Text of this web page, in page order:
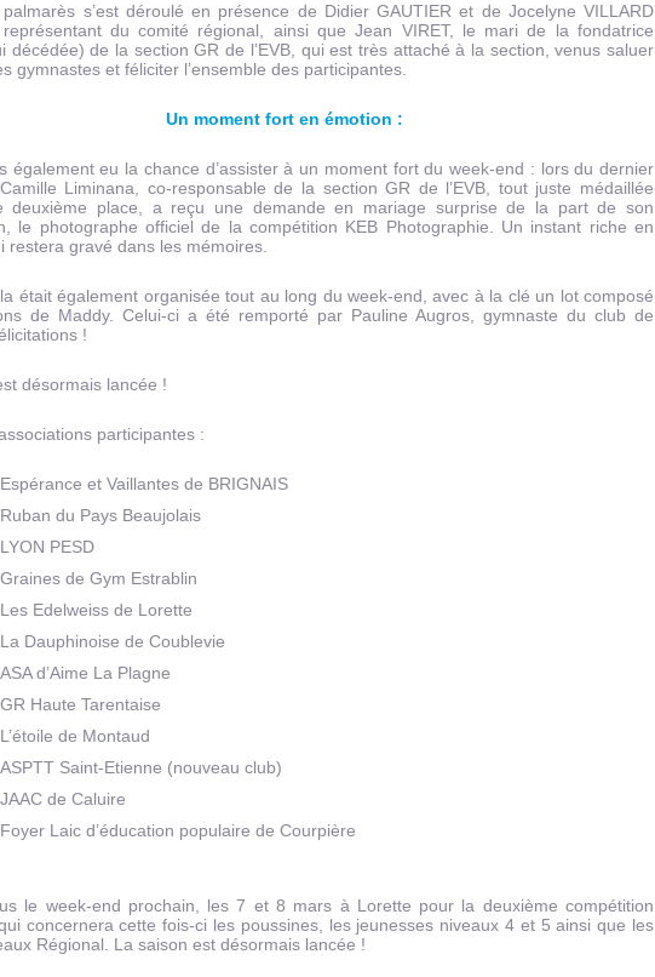
s’est déroulé en présence de Didier GAUTIER et de Jocelyne VILLARD
du comité régional, ainsi que Jean VIRET, le mari de la fondatrice
décédée) de la section GR de l’EVB, qui est très attaché à la section, venus saluer
gymnastes et féliciter l’ensemble des participantes.
Un moment fort en émotion :
également eu la chance d’assister à un moment fort du week-end : lors du dernier
Liminana, co-responsable de la section GR de l’EVB, tout juste médaillée
deuxième place, a reçu une demande en mariage surprise de la part de son
le photographe officiel de la compétition KEB Photographie. Un instant riche en
restera gravé dans les mémoires.
était également organisée tout au long du week-end, avec à la clé un lot composé
de Maddy. Celui-ci a été remporté par Pauline Augros, gymnaste du club de
!
désormais lancée !
participantes :
Espérance et Vaillantes de BRIGNAIS
Ruban du Pays Beaujolais
LYON PESD
Graines de Gym Estrablin
Les Edelweiss de Lorette
La Dauphinoise de Coublevie
ASA d’Aime La Plagne
GR Haute Tarentaise
L’étoile de Montaud
ASPTT Saint-Etienne (nouveau club)
JAAC de Caluire
Foyer Laic d’éducation populaire de Courpière
le week-end prochain, les 7 et 8 mars à Lorette pour la deuxième compétition
concernera cette fois-ci les poussines, les jeunesses niveaux 4 et 5 ainsi que les
Régional. La saison est désormais lancée !